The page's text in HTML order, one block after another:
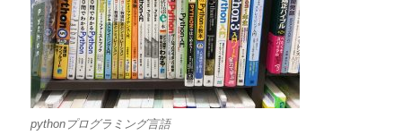
pythonプログラミング言語